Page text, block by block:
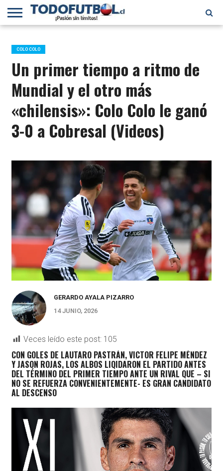
PRIMERA
B
SELECCIÓN
CHILENA
CHILENOS
EN EL
MUNDO
FÚTBOL
INTERNACIONAL
COLO COLO
Un primer tiempo a ritmo de
Mundial y el otro más
«chilensis»: Colo Colo le ganó
3-0 a Cobresal (Videos)
GERARDO AYALA PIZARRO
14 JUNIO, 2026
Veces leído este post: 105
CON GOLES DE LAUTARO PASTRÁN, VICTOR FELIPE MÉNDEZ
Y JASON ROJAS, LOS ALBOS LIQIDARON EL PARTIDO ANTES
DEL TÉRMINO DEL PRIMER TIEMPO ANTE UN RIVAL QUE – SI
NO SE REFUERZA CONVENIENTEMENTE- ES GRAN CANDIDATO
AL DESCENSO